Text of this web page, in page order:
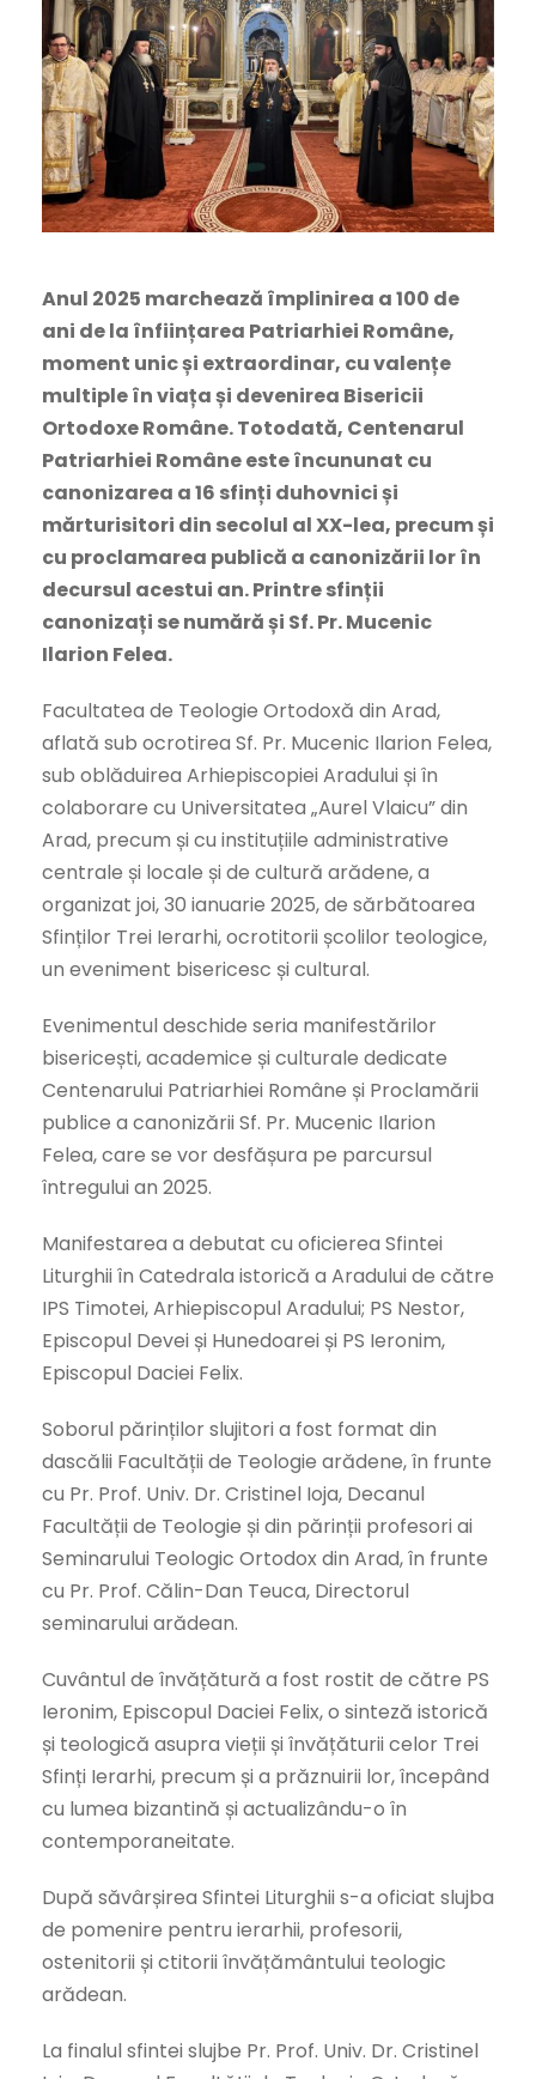
Anul 2025 marchează împlinirea a 100 de
ani de la înființarea Patriarhiei Române,
moment unic și extraordinar, cu valențe
multiple în viața și devenirea Bisericii
Ortodoxe Române. Totodată, Centenarul
Patriarhiei Române este încununat cu
canonizarea a 16 sfinți duhovnici și
mărturisitori din secolul al XX-lea, precum și
cu proclamarea publică a canonizării lor în
decursul acestui an. Printre sfinții
canonizați se numără și Sf. Pr. Mucenic
Ilarion Felea.
Facultatea de Teologie Ortodoxă din Arad,
aflată sub ocrotirea Sf. Pr. Mucenic Ilarion Felea,
sub oblăduirea Arhiepiscopiei Aradului și în
colaborare cu Universitatea „Aurel Vlaicu” din
Arad, precum și cu instituțiile administrative
centrale și locale și de cultură arădene, a
organizat joi, 30 ianuarie 2025, de sărbătoarea
Sfinților Trei Ierarhi, ocrotitorii școlilor teologice,
un eveniment bisericesc și cultural.
Evenimentul deschide seria manifestărilor
bisericești, academice și culturale dedicate
Centenarului Patriarhiei Române și Proclamării
publice a canonizării Sf. Pr. Mucenic Ilarion
Felea, care se vor desfășura pe parcursul
întregului an 2025.
Manifestarea a debutat cu oficierea Sfintei
Liturghii în Catedrala istorică a Aradului de către
IPS Timotei, Arhiepiscopul Aradului; PS Nestor,
Episcopul Devei și Hunedoarei și PS Ieronim,
Episcopul Daciei Felix.
Soborul părinților slujitori a fost format din
dascălii Facultății de Teologie arădene, în frunte
cu Pr. Prof. Univ. Dr. Cristinel Ioja, Decanul
Facultății de Teologie și din părinții profesori ai
Seminarului Teologic Ortodox din Arad, în frunte
cu Pr. Prof. Călin-Dan Teuca, Directorul
seminarului arădean.
Cuvântul de învățătură a fost rostit de către PS
Ieronim, Episcopul Daciei Felix, o sinteză istorică
și teologică asupra vieții și învățăturii celor Trei
Sfinți Ierarhi, precum și a prăznuirii lor, începând
cu lumea bizantină și actualizându-o în
contemporaneitate.
După săvârșirea Sfintei Liturghii s-a oficiat slujba
de pomenire pentru ierarhii, profesorii,
ostenitorii și ctitorii învățământului teologic
arădean.
La finalul sfintei slujbe Pr. Prof. Univ. Dr. Cristinel